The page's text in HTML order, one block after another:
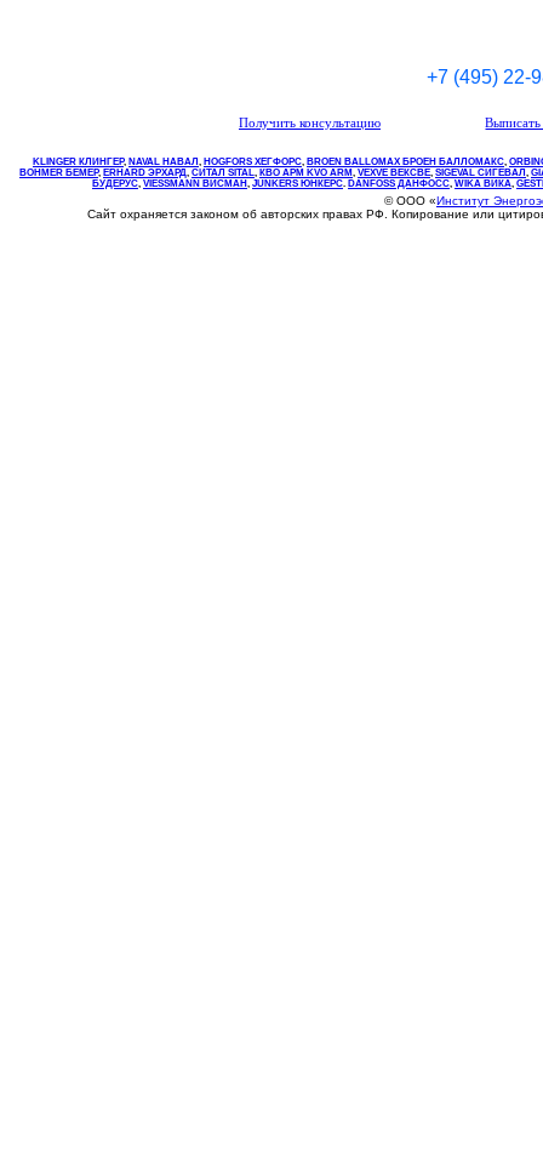
+7 (495) 22-
Получить консультацию
KLINGER КЛИНГЕР, NAVAL НАВАЛ , НOGFORS ХЕГФОРС, BROEN BALLOMAX БРОЕН БАЛЛОМАКС,
BOHMER БЕМЕР, ERHARD ЭРХАРД, СИТАЛ SITAL, КВО АРМ KVO ARM, VEXVE ВЕКСВЕ, SIGEVAL СИГЕВАЛ ,
БУДЕРУС, VIESSMANN ВИСМАН , JUNKERS ЮНКЕРС. DANFOSS ДАНФОСС, WIKA ВИКА,
© ООО «Институт
Сайт охраняется законом об авторских правах РФ. Копирование или